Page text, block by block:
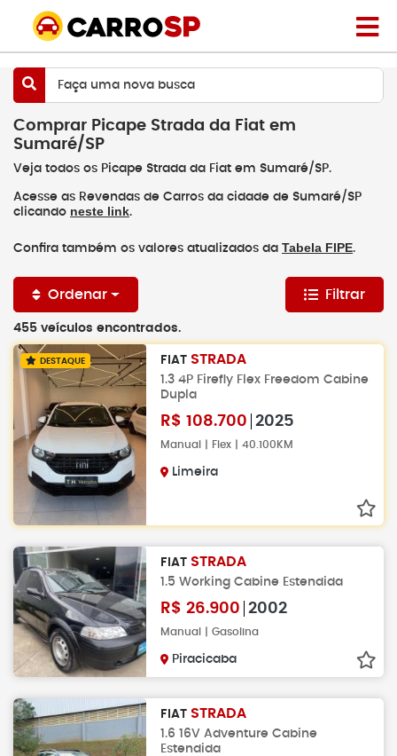
Faça uma nova busca
Comprar Picape Strada da Fiat em
Sumaré/SP
Veja todos os Picape Strada da Fiat em Sumaré/SP.
Acesse as Revendas de Carros da cidade de Sumaré/SP
clicando neste link.
Confira também os valores atualizados da Tabela FIPE.
Ordenar Filtrar
455 veículos encontrados.
DESTAQUE FIAT STRADA
1.3 4P Firefly Flex Freedom Cabine
Dupla
R$ 108.700 2025
Manual | Flex | 40.100KM
Limeira
FIAT STRADA
1.5 Working Cabine Estendida
R$ 26.900 2002
Manual | Gasolina
Piracicaba
FIAT STRADA
1.6 16V Adventure Cabine
Estendida